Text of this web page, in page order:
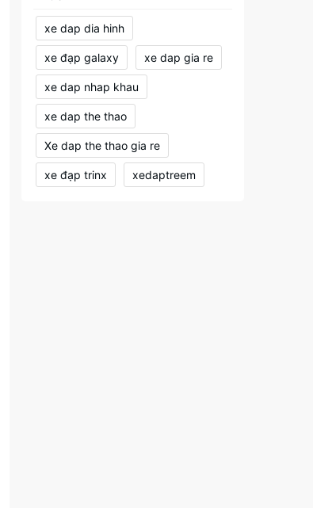
xe dap dia hinh
xe đạp galaxy xe dap gia re
xe dap nhap khau
xe dap the thao
Xe dap the thao gia re
xe đạp trinx xedaptreem